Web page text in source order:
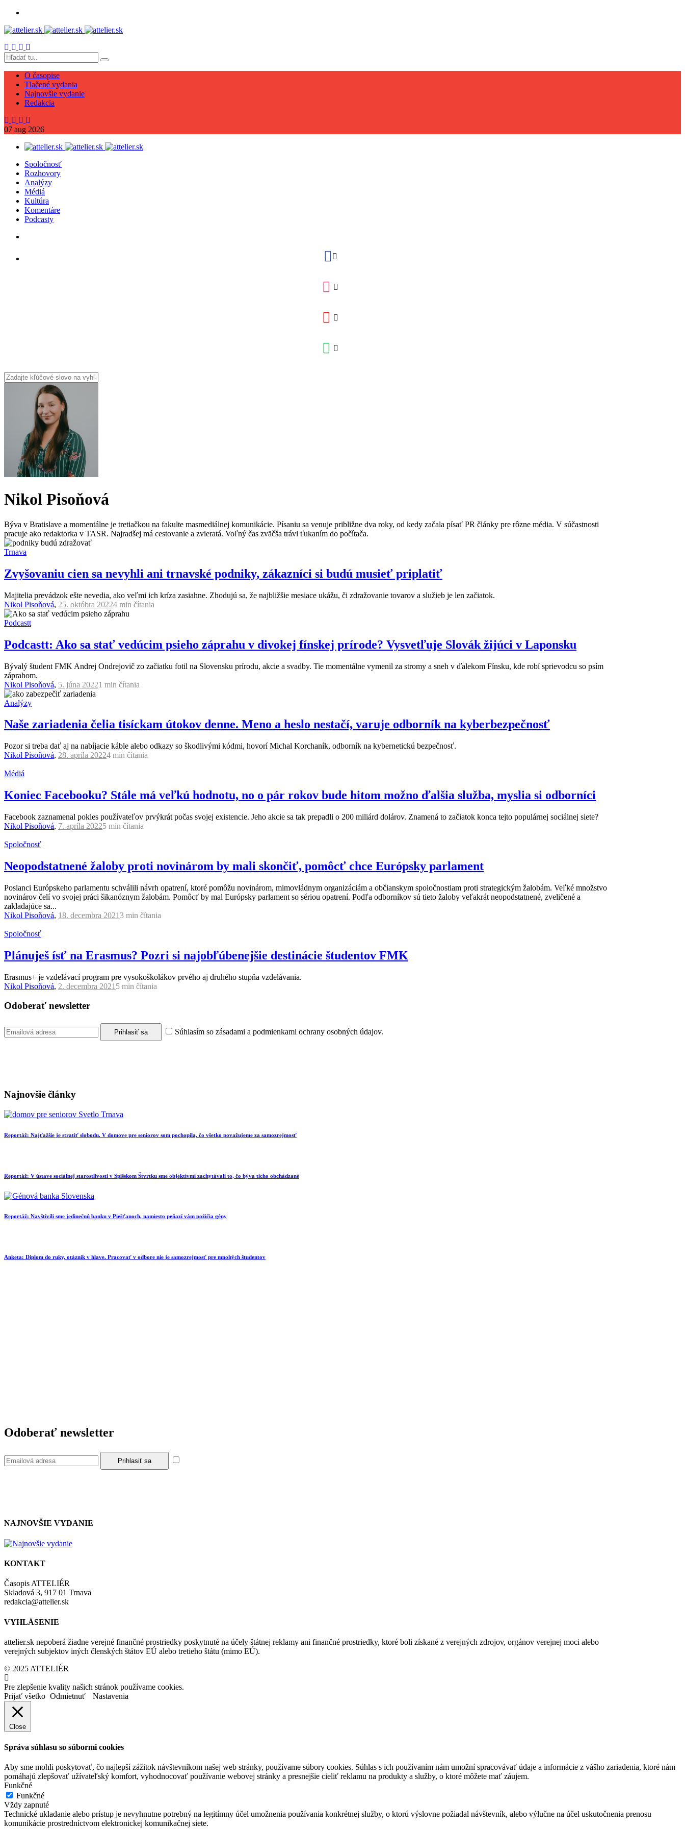
O časopise
Tlačené vydania
Najnovšie vydanie
Redakcia
07 aug 2026
Spoločnosť
Rozhovory
Analýzy
Médiá
Kultúra
Komentáre
Podcasty
Nikol Pisoňová
Býva v Bratislave a momentálne je tretiačkou na fakulte masmediálnej komunikácie. Písaniu sa venuje približne dva roky, od kedy začala písať PR články pre rôzne média. V súčastnosti
pracuje ako redaktorka v TASR. Najradšej má cestovanie a zvieratá. Voľný čas zväčša trávi ťukaním do počítača.
Trnava
Zvyšovaniu cien sa nevyhli ani trnavské podniky, zákazníci si budú musieť priplatiť
Majitelia prevádzok ešte nevedia, ako veľmi ich kríza zasiahne. Zhodujú sa, že najbližšie mesiace ukážu, či zdražovanie tovarov a služieb je len začiatok.
Nikol Pisoňová, 25. októbra 20224 min čítania
Podcastt
Podcastt: Ako sa stať vedúcim psieho záprahu v divokej fínskej prírode? Vysvetľuje Slovák žijúci v Laponsku
Bývalý študent FMK Andrej Ondrejovič zo začiatku fotil na Slovensku prírodu, akcie a svadby. Tie momentálne vymenil za stromy a sneh v ďalekom Fínsku, kde robí sprievodcu so psím
záprahom.
Nikol Pisoňová, 5. júna 20221 min čítania
Analýzy
Naše zariadenia čelia tisíckam útokov denne. Meno a heslo nestačí, varuje odborník na kyberbezpečnosť
Pozor si treba dať aj na nabíjacie káble alebo odkazy so škodlivými kódmi, hovorí Michal Korchaník, odborník na kybernetickú bezpečnosť.
Nikol Pisoňová, 28. apríla 20224 min čítania
Médiá
Koniec Facebooku? Stále má veľkú hodnotu, no o pár rokov bude hitom možno ďalšia služba, myslia si odborníci
Facebook zaznamenal pokles používateľov prvýkrát počas svojej existencie. Jeho akcie sa tak prepadli o 200 miliárd dolárov. Znamená to začiatok konca tejto populárnej sociálnej siete?
Nikol Pisoňová, 7. apríla 20225 min čítania
Spoločnosť
Neopodstatnené žaloby proti novinárom by mali skončiť, pomôcť chce Európsky parlament
Poslanci Európskeho parlamentu schválili návrh opatrení, ktoré pomôžu novinárom, mimovládnym organizáciám a občianskym spoločnostiam proti strategickým žalobám. Veľké množstvo
novinárov čelí vo svojej práci šikanóznym žalobám. Pomôcť by mal Európsky parlament so sériou opatrení. Podľa odborníkov sú tieto žaloby veľakrát neopodstatnené, zveličené a
zakladajúce sa...
Nikol Pisoňová, 18. decembra 20213 min čítania
Spoločnosť
Plánuješ ísť na Erasmus? Pozri si najobľúbenejšie destinácie študentov FMK
Erasmus+ je vzdelávací program pre vysokoškolákov prvého aj druhého stupňa vzdelávania.
Nikol Pisoňová, 2. decembra 2021 5 min čítania
Odoberať newsletter
Súhlasím so zásadami a podmienkami ochrany osobných údajov.
Najnovšie články
Reportáž: Najťažšie je stratiť slobodu. V domove pre seniorov som pochopila, čo všetko považujeme za samozrejmosť
Reportáž: V ústave sociálnej starostlivosti v Spišskom Štvrtku sme objektívmi zachytávali to, čo býva ticho obchádzané
Reportáž: Navštívili sme jedinečnú banku v Piešťanoch, namiesto peňazí vám požičia gény
Anketa: Diplom do ruky, otáznik v hlave. Pracovať v odbore nie je samozrejmosť pre mnohých študentov
Odoberať newsletter
NAJNOVŠIE VYDANIE
KONTAKT
Časopis ATTELIÉR
Skladová 3, 917 01 Trnava
redakcia@attelier.sk
VYHLÁSENIE
attelier.sk nepoberá žiadne verejné finančné prostriedky poskytnuté na účely štátnej reklamy ani finančné prostriedky, ktoré boli získané z verejných zdrojov, orgánov verejnej moci alebo
verejných subjektov iných členských štátov EÚ alebo tretieho štátu (mimo EÚ).
© 2025 ATTELIÉR
Pre zlepšenie kvality našich stránok používame cookies.
Prijať všetko Odmietnuť Nastavenia
Close
Správa súhlasu so súbormi cookies
Aby sme mohli poskytovať, čo najlepší zážitok návštevníkom našej web stránky, používame súbory cookies. Súhlas s ich používaním nám umožní spracovávať údaje a informácie z vášho zariadenia, ktoré nám
pomáhajú zlepšovať užívateľský komfort, vyhodnocovať používanie webovej stránky a presnejšie cieliť reklamu na produkty a služby, o ktoré môžete mať záujem.
Funkčné
Funkčné
Vždy zapnuté
Technické ukladanie alebo prístup je nevyhnutne potrebný na legitímny účel umožnenia používania konkrétnej služby, o ktorú výslovne požiadal návštevník, alebo výlučne na účel uskutočnenia prenosu
komunikácie prostredníctvom elektronickej komunikačnej siete.